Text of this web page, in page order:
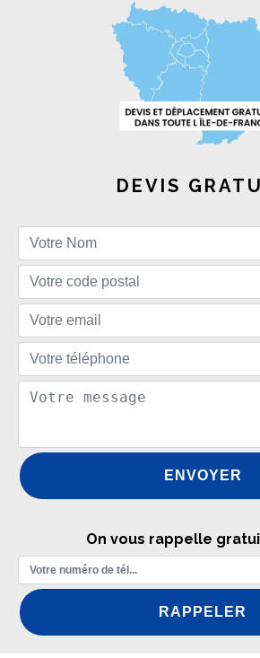
DEVIS
On vous rappelle